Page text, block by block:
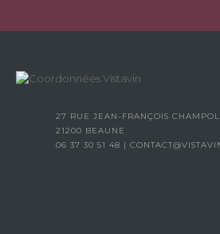
27 RUE JEAN-FRANÇOIS
21200 BEAUNE
06 37 30 51 48 |